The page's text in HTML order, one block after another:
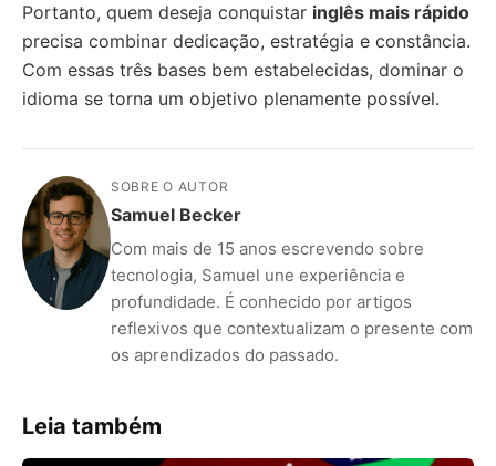
Portanto, quem deseja conquistar inglês mais rápido
precisa combinar dedicação, estratégia e constância.
Com essas três bases bem estabelecidas, dominar o
idioma se torna um objetivo plenamente possível.
SOBRE O AUTOR
Samuel Becker
Com mais de 15 anos escrevendo sobre
tecnologia, Samuel une experiência e
profundidade. É conhecido por artigos
reflexivos que contextualizam o presente com
os aprendizados do passado.
Leia também